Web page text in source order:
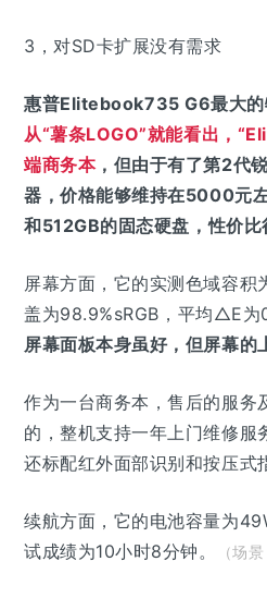
3，对SD卡扩展没有需求
惠普Elitebook735 G6最大的
从“薯条LOGO”就能看出，
端商务本，但由于有了第2代
器，价格能够维持在5000元
和512GB的固态硬盘，性价比
屏幕方面，它的实测色域容积
盖为98.9%sRGB，平均△E
屏幕面板本身虽好，但屏幕的
作为一台商务本，售后的服务
的，整机支持一年上门维修服
还标配红外面部识别和按压式
续航方面，它的电池容量为
试成绩为10小时8分钟。
（场